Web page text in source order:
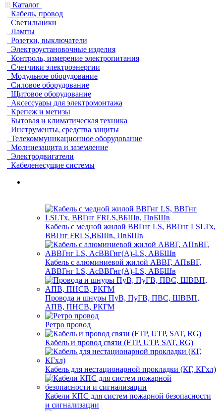
Каталог
Кабель, провод
Светильники
Лампы
Розетки, выключатели
Электроустановочные изделия
Контроль, измерение электропитания
Счетчики электроэнергии
Модульное оборудование
Силовое оборудование
Щитовое оборудование
Аксессуары для электромонтажа
Крепеж и метизы
Бытовая и климатическая техника
Инструменты, средства защиты
Телекоммуникационное оборудование
Молниезащита и заземление
Электродвигатели
Кабеленесущие системы
Кабель с медной жилой ВВГнг LS, ВВГнг LSLTx,
ВВГнг FRLS,ВБШв, ПвБШв
Кабель с алюминиевой жилой АВВГ, АПвВГ,
АВВГнг LS, АсВВГнг(А)-LS, АВБШв
Провода и шнуры ПуВ, ПуГВ, ПВС, ШВВП,
АПВ, ПНСВ, РКГМ
Ретро провод
Кабель и провод связи (FTP, UTP, SAT, RG)
Кабель для нестационарной прокладки (КГ, КГхл)
Кабели КПС для систем пожарной безопасности
и сигнализации